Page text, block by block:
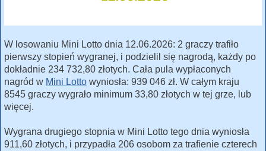
W losowaniu Mini Lotto dnia 12.06.2026: 2 graczy trafiło
pierwszy stopień wygranej, i podzielil się nagrodą, każdy po
dokładnie 234 732,80 złotych. Cała pula wypłaconych
nagród w Mini Lotto wyniosła: 939 046 zł. W całym kraju
8545 graczy wygrało minimum 33,80 złotych w tej grze, lub
więcej.
Wygrana drugiego stopnia w Mini Lotto tego dnia wyniosła
911,60 złotych, i przypadła 206 osobom za trafienie czterech